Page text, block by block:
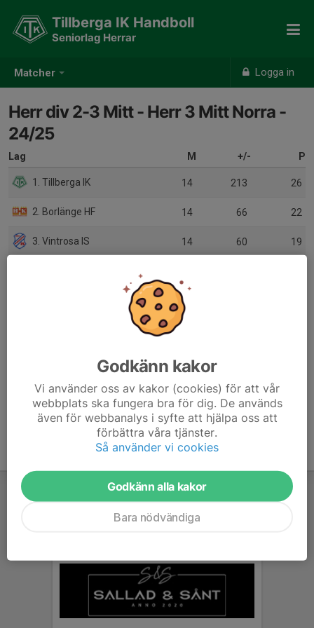
Matcher Logga in
Tillberga IK Handboll
Seniorlag Herrar
Herr div 2-3 Mitt - Herr 3 Mitt Norra -
24/25
Lag M +/- P
1. Tillberga IK 14 213 26
2. Borlänge HF 14 66 22
3. Vintrosa IS 14 60 19
5. Hallstahammars SK HK B 14
7. Eskilstuna Guif IF B 14
8. Avesta Brovallen HF 14 -217
Godkänn kakor
Vi använder oss av kakor (cookies) för att vår
webbplats ska fungera bra för dig. De används
även för webbanalys i syfte att hjälpa oss att
förbättra våra tjänster.
Så använder vi cookies
Godkänn alla kakor
Bara nödvändiga